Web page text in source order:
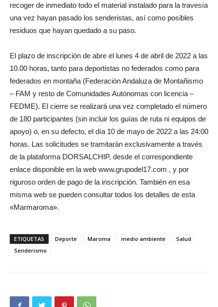
recoger de inmediato todo el material instalado para la travesía
una vez hayan pasado los senderistas, así como posibles
residuos que hayan quedado a su paso.
El plazo de inscripción de abre el lunes 4 de abril de 2022 a las
10.00 horas, tanto para deportistas no federados como para
federados en montaña (Federación Andaluza de Montañismo
– FAM y resto de Comunidades Autónomas con licencia –
FEDME). El cierre se realizará una vez completado el número
de 180 participantes (sin incluir los guías de ruta ni equipos de
apoyo) o, en su defecto, el día 10 de mayo de 2022 a las 24:00
horas. Las solicitudes se tramitarán exclusivamente a través
de la plataforma DORSALCHIP, desde el correspondiente
enlace disponible en la web www.grupodel17.com , y por
riguroso orden de pago de la inscripción. También en esa
misma web se pueden consultar todos los detalles de esta
«Marmaroma».
ETIQUETAS Deporte Maroma medio ambiente
Salud
Senderismo